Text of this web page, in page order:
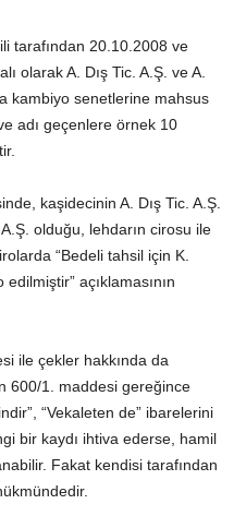
tarafından 20.10.2008 ve
olarak A. Dış Tic. A.Ş. ve A.
kambiyo senetlerine mahsus
adı geçenlere örnek 10
kaşidecinin A. Dış Tic. A.Ş.
olduğu, lehdarın cirosu ile
“Bedeli tahsil için K.
açıklamasının
ile çekler hakkında da
600/1. maddesi gereğince
“Vekaleten de” ibarelerini
bir kaydı ihtiva ederse, hamil
Fakat kendisi tarafından